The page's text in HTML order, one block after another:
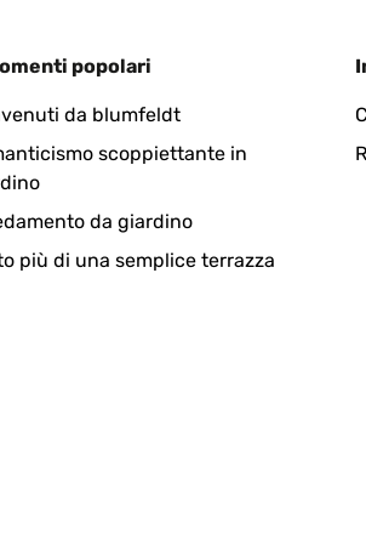
popolari
da blumfeldt
scoppiettante in
da giardino
più di una semplice terrazza